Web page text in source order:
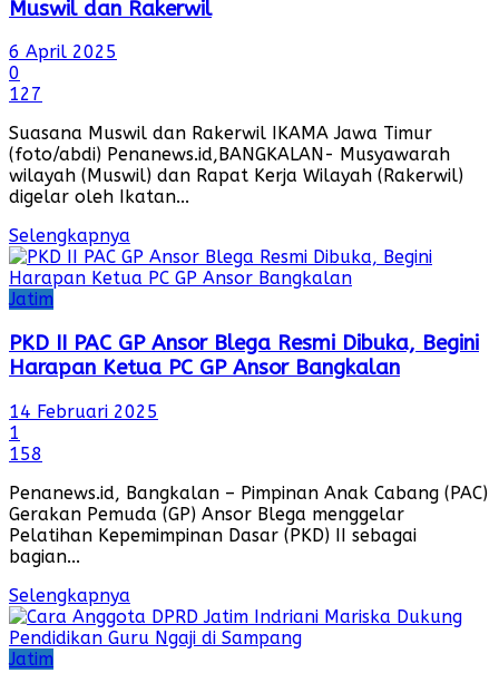
Muswil dan Rakerwil
6 April 2025
0
127
Suasana Muswil dan Rakerwil IKAMA Jawa Timur
(foto/abdi) Penanews.id,BANGKALAN- Musyawarah
wilayah (Muswil) dan Rapat Kerja Wilayah (Rakerwil)
digelar oleh Ikatan...
Selengkapnya
Jatim
PKD II PAC GP Ansor Blega Resmi Dibuka, Begini
Harapan Ketua PC GP Ansor Bangkalan
14 Februari 2025
1
158
Penanews.id, Bangkalan – Pimpinan Anak Cabang (PAC)
Gerakan Pemuda (GP) Ansor Blega menggelar
Pelatihan Kepemimpinan Dasar (PKD) II sebagai
bagian...
Selengkapnya
Jatim